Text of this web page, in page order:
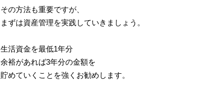
その方法も重要ですが、
まずは資産管理を実践していきましょう。
生活資金を最低1年分
余裕があれば3年分の金額を
貯めていくことを強くお勧めします。